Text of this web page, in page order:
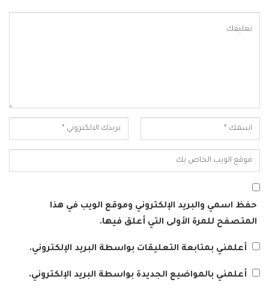
حفظ اسمي والبريد الإلكتروني وموقع الويب في هذا
المتصفح للمرة الأولى التي أعلق فيها.
أعلمني بمتابعة التعليقات بواسطة البريد الإلكتروني.
أعلمني بالمواضيع الجديدة بواسطة البريد الإلكتروني.